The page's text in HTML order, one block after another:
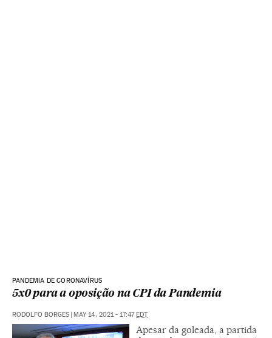
PANDEMIA DE CORONAVÍRUS
5x0 para a oposição na CPI da Pandemia
RODOLFO BORGES | MAY 14, 2021 - 17:47EDT
Apesar da goleada, a partida